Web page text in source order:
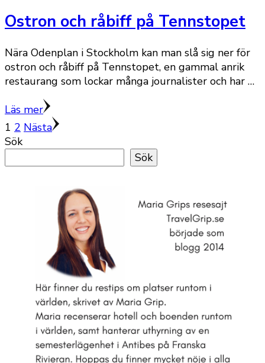
Ostron och råbiff på Tennstopet
Nära Odenplan i Stockholm kan man slå sig ner för
ostron och råbiff på Tennstopet, en gammal anrik
restaurang som lockar många journalister och har …
Läs mer
Sidnumrering
för
inlägg
Sida
1 Sida
2 Nästa
Sök
Sök